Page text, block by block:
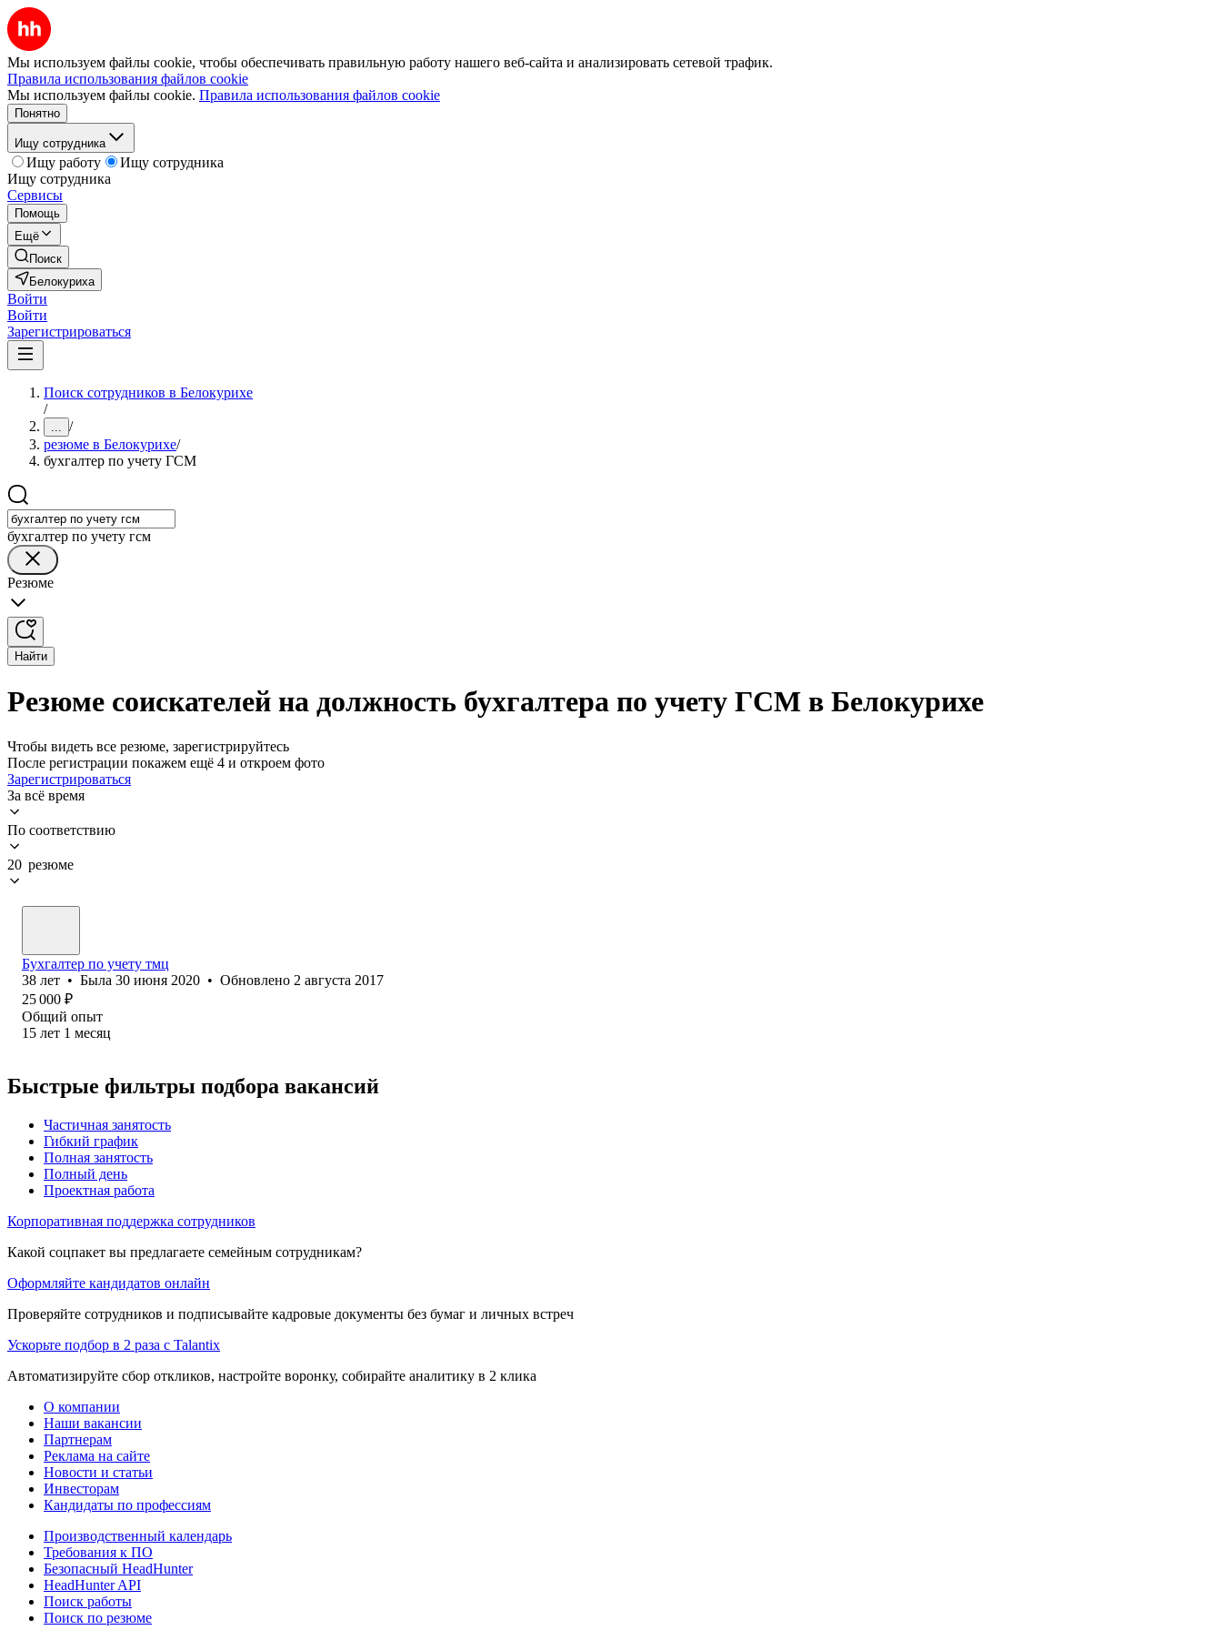
Мы используем файлы cookie, чтобы обеспечивать правильную работу нашего веб-сайта и анализировать сетевой трафик.
Правила использования файлов cookie
Мы используем файлы cookie. Правила использования файлов cookie
Понятно
Ищу сотрудника
Ищу работу
Ищу сотрудника
Ищу сотрудника
Сервисы
Помощь
Ещё
Поиск
Белокуриха
Войти
Войти
Зарегистрироваться
Поиск сотрудников в Белокурихе
/
... /
резюме в Белокурихе/
бухгалтер по учету ГСМ
бухгалтер по учету гсм
Резюме
Найти
Резюме соискателей на должность бухгалтера по учету ГСМ в Белокурихе
Чтобы видеть все резюме, зарегистрируйтесь
После регистрации покажем ещё 4 и откроем фото
Зарегистрироваться
За всё время
По соответствию
20 резюме
Бухгалтер по учету тмц
38 лет • Была 30 июня 2020 • Обновлено 2 августа 2017
25 000 ₽
Общий опыт
15 лет 1 месяц
Быстрые фильтры подбора вакансий
Частичная занятость
Гибкий график
Полная занятость
Полный день
Проектная работа
Корпоративная поддержка сотрудников
Какой соцпакет вы предлагаете семейным сотрудникам?
Оформляйте кандидатов онлайн
Проверяйте сотрудников и подписывайте кадровые документы без бумаг и личных встреч
Ускорьте подбор в 2 раза с Talantix
Автоматизируйте сбор откликов, настройте воронку, собирайте аналитику в 2 клика
О компании
Наши вакансии
Партнерам
Реклама на сайте
Новости и статьи
Инвесторам
Кандидаты по профессиям
Производственный календарь
Требования к ПО
Безопасный HeadHunter
HeadHunter API
Поиск работы
Поиск по резюме